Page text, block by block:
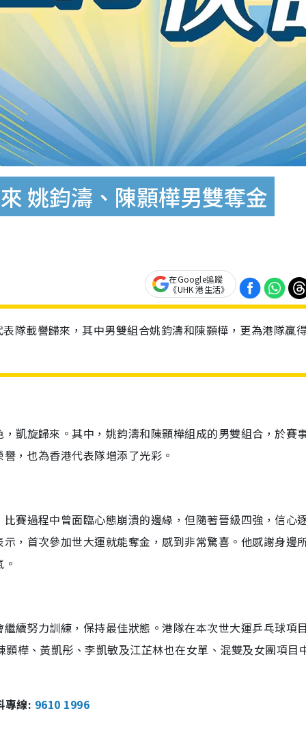
姚鈞濤、陳顥樺男雙奪金
在Google追蹤
《UHK 港生活》
隊載譽歸來，其中男雙組合姚鈞濤和陳顥樺，更為港隊贏
凱旋歸來。其中，姚鈞濤和陳顥樺組成的男雙組合，於賽
，也為香港代表隊增添了光彩。
賽過程中曾面臨心態崩潰的邊緣，但隨著晉級四強，信心
，首次參加世大運就能奪金，感到非常驚喜。他感謝身邊
續努力訓練，保持最佳狀態。港隊在本次世大運乒乓球項
樺、黃凱彤、李凱敏及江芷林也在女單、混雙及女團項目
專線: 9610 1996